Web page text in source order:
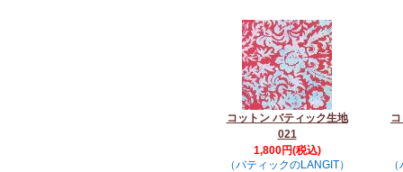
コットン バティック生地
021
1,800円(税込)
（バティックのLANGIT）